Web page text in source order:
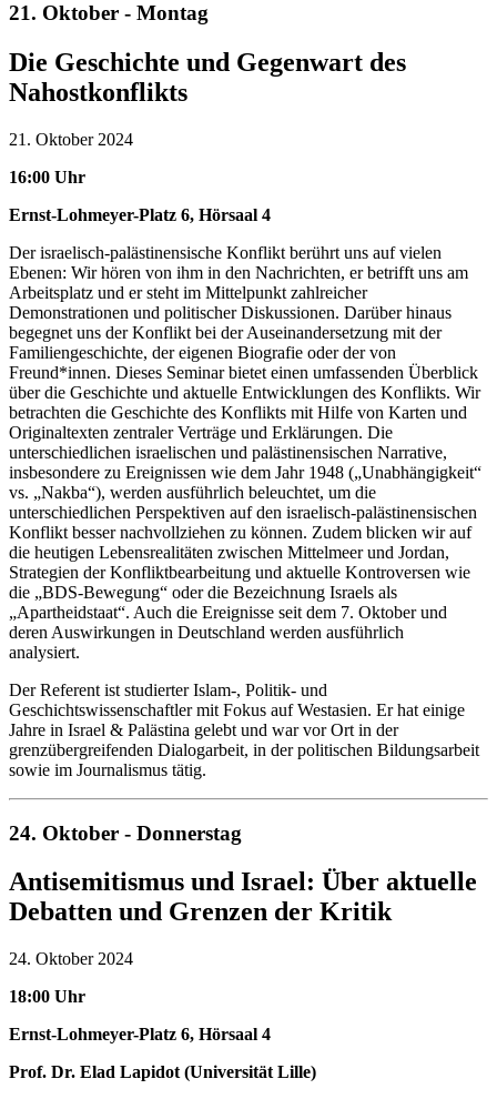
21. Oktober - Montag
Die Geschichte und Gegenwart des
Nahostkonflikts
21. Oktober 2024
16:00 Uhr
Ernst-Lohmeyer-Platz 6, Hörsaal 4
Der israelisch-palästinensische Konflikt berührt uns auf vielen
Ebenen: Wir hören von ihm in den Nachrichten, er betrifft uns am
Arbeitsplatz und er steht im Mittelpunkt zahlreicher
Demonstrationen und politischer Diskussionen. Darüber hinaus
begegnet uns der Konflikt bei der Auseinandersetzung mit der
Familiengeschichte, der eigenen Biografie oder der von
Freund*innen. Dieses Seminar bietet einen umfassenden Überblick
über die Geschichte und aktuelle Entwicklungen des Konflikts. Wir
betrachten die Geschichte des Konflikts mit Hilfe von Karten und
Originaltexten zentraler Verträge und Erklärungen. Die
unterschiedlichen israelischen und palästinensischen Narrative,
insbesondere zu Ereignissen wie dem Jahr 1948 („Unabhängigkeit“
vs. „Nakba“), werden ausführlich beleuchtet, um die
unterschiedlichen Perspektiven auf den israelisch-palästinensischen
Konflikt besser nachvollziehen zu können. Zudem blicken wir auf
die heutigen Lebensrealitäten zwischen Mittelmeer und Jordan,
Strategien der Konfliktbearbeitung und aktuelle Kontroversen wie
die „BDS-Bewegung“ oder die Bezeichnung Israels als
„Apartheidstaat“. Auch die Ereignisse seit dem 7. Oktober und
deren Auswirkungen in Deutschland werden ausführlich
analysiert.
Der Referent ist studierter Islam-, Politik- und
Geschichtswissenschaftler mit Fokus auf Westasien. Er hat einige
Jahre in Israel & Palästina gelebt und war vor Ort in der
grenzübergreifenden Dialogarbeit, in der politischen Bildungsarbeit
sowie im Journalismus tätig.
24. Oktober - Donnerstag
Antisemitismus und Israel: Über aktuelle
Debatten und Grenzen der Kritik
24. Oktober 2024
18:00 Uhr
Ernst-Lohmeyer-Platz 6, Hörsaal 4
Prof. Dr. Elad Lapidot (Universität Lille)